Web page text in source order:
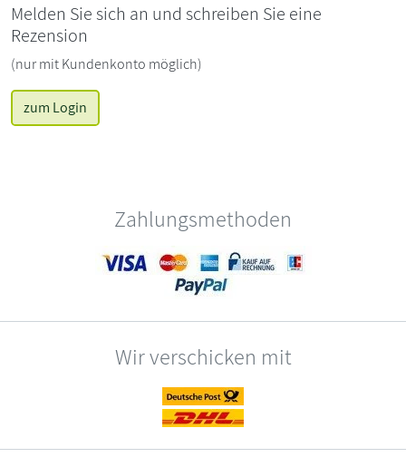
Melden Sie sich an und schreiben Sie eine
Rezension
(nur mit Kundenkonto möglich)
zum Login
Zahlungsmethoden
Wir verschicken mit